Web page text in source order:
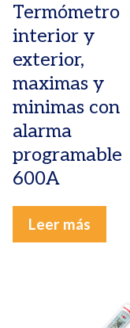
Termómetro
interior y
exterior,
maximas y
minimas con
alarma
programable
600A
Leer más